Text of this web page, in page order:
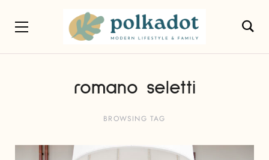
romano seletti
BROWSING TAG